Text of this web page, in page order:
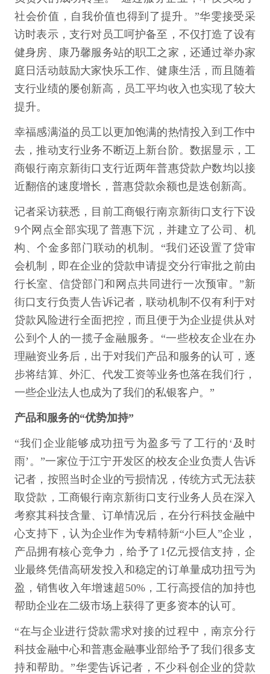
社会价值，自我价值也得到了提升。”华雯接受采
访时表示，支行对员工呵护备至，不仅打造了设有
健身房、康乃馨服务站的职工之家，还通过举办家
庭日活动鼓励大家快乐工作、健康生活，而且随着
支行业绩的屡创新高，员工平均收入也实现了较大
提升。
幸福感满溢的员工以更加饱满的热情投入到工作中
去，推动支行业务不断迈上新台阶。数据显示，工
商银行南京新街口支行近两年普惠贷款户数均以接
近翻倍的速度增长，普惠贷款余额也是迭创新高。
记者采访获悉，目前工商银行南京新街口支行下设
9个网点全部实现了普惠下沉，并建立了公司、机
构、个金多部门联动的机制。“我们还设置了贷审
会机制，即在企业的贷款申请提交分行审批之前由
行长室、信贷部门和网点共同进行一次预审。”新
街口支行负责人告诉记者，联动机制不仅有利于对
贷款风险进行全面把控，而且便于为企业提供从对
公到个人的一揽子金融服务。“一些校友企业在办
理融资业务后，出于对我们产品和服务的认可，逐
步将结算、外汇、代发工资等业务也落在我们行，
一些企业法人也成为了我们的私银客户。”
产品和服务的“优势加持”
“我们企业能够成功扭亏为盈多亏了工行的‘及时
雨’。”一家位于江宁开发区的校友企业负责人告诉
记者，按照当时企业的亏损情况，传统方式无法获
取贷款，工商银行南京新街口支行业务人员在深入
考察其科技含量、订单情况后，在分行科技金融中
心支持下，认为企业作为专精特新“小巨人”企业，
产品拥有核心竞争力，给予了1亿元授信支持，企
业最终凭借高研发投入和稳定的订单量成功扭亏为
盈，销售收入年增速超50%，工行高授信的加持也
帮助企业在二级市场上获得了更多资本的认可。
“在与企业进行贷款需求对接的过程中，南京分行
科技金融中心和普惠金融事业部给予了我们很多支
持和帮助。”华雯告诉记者，不少科创企业的贷款